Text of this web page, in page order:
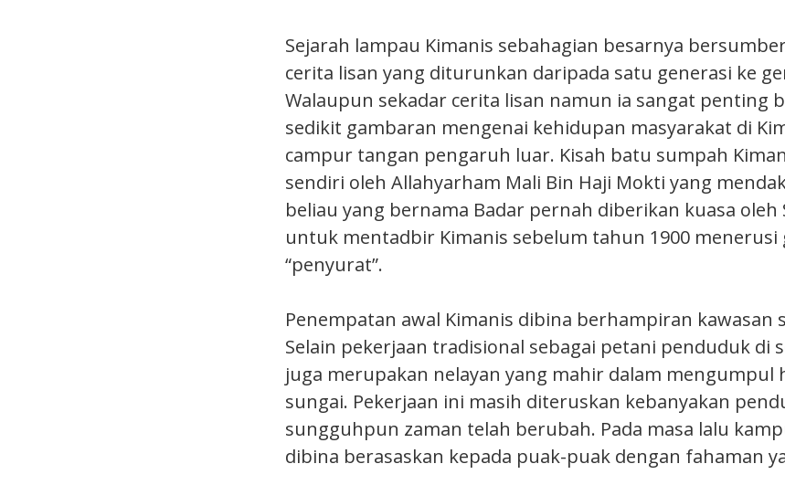
Sejarah lampau Kimanis sebahagian besarnya
cerita lisan yang diturunkan daripada satu generasi ke
Walaupun sekadar cerita lisan namun ia sangat penting
sedikit gambaran mengenai kehidupan masyarakat di
campur tangan pengaruh luar. Kisah batu sumpah
sendiri oleh Allahyarham Mali Bin Haji Mokti yang
beliau yang bernama Badar pernah diberikan kuasa oleh
untuk mentadbir Kimanis sebelum tahun 1900 menerusi
“penyurat”.
Penempatan awal Kimanis dibina berhampiran kawasan
Selain pekerjaan tradisional sebagai petani penduduk di
juga merupakan nelayan yang mahir dalam mengumpul
sungai. Pekerjaan ini masih diteruskan kebanyakan
sungguhpun zaman telah berubah. Pada masa lalu
dibina berasaskan kepada puak-puak dengan fahaman